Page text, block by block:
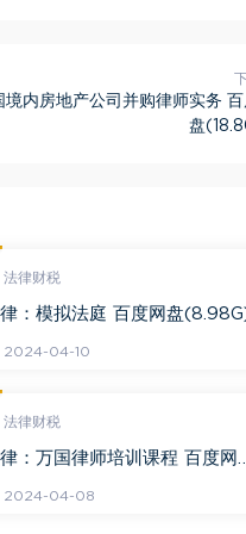
内房地产公司并购律师实务
盘
法律财税
：模拟法庭 百度网盘
2024-04-10
法律财税
：万国律师培训课程 百度网
2024-04-08